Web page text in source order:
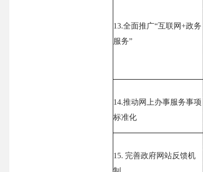
13.全面推广“互联网+政务
服务”
14.推动网上办事服务事项
标准化
15. 完善政府网站反馈机